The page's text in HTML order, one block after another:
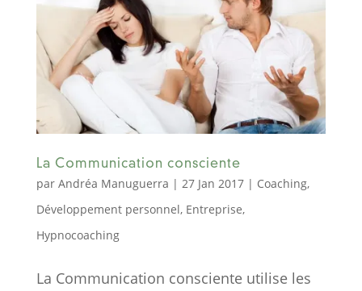
La Communication consciente
par Andréa Manuguerra | 27 Jan 2017| Coaching,
Développement personnel, Entreprise,
Hypnocoaching
La Communication consciente utilise les